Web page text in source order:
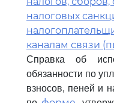
налоговых
каналам связи
Справка об
обязанности по
взносов, пеней и